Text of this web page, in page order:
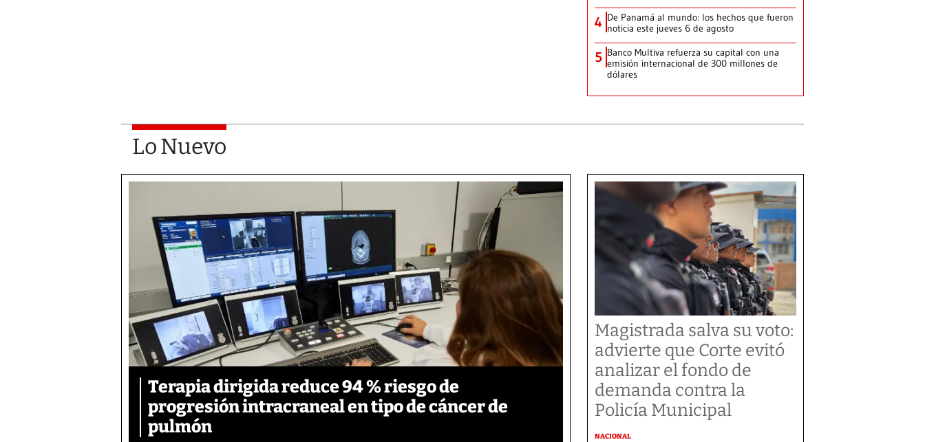
4 De Panamá al mundo: los hechos que fueron
noticia este jueves 6 de agosto
5 Banco Multiva refuerza su capital con una
emisión internacional de 300 millones de
dólares
Lo Nuevo
Terapia dirigida reduce 94 % riesgo de
progresión intracraneal en tipo de cáncer de
pulmón
Magistrada salva su voto:
advierte que Corte evitó
analizar el fondo de
demanda contra la
Policía Municipal
NACIONAL